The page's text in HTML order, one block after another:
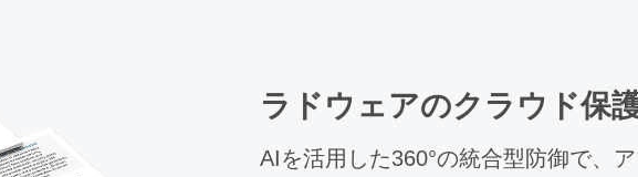
ラドウェアのクラウド保
AIを活用した360°の統合型防御で、